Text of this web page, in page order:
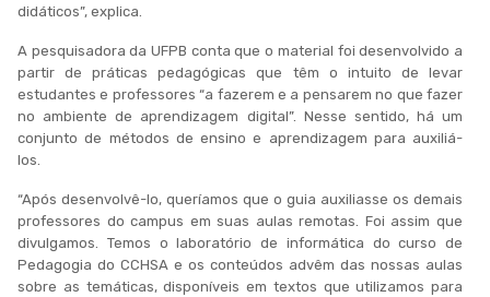
didáticos”, explica.
A pesquisadora da UFPB conta que o material foi desenvolvido a
partir de práticas pedagógicas que têm o intuito de levar
estudantes e professores “a fazerem e a pensarem no que fazer
no ambiente de aprendizagem digital”. Nesse sentido, há um
conjunto de métodos de ensino e aprendizagem para auxiliá-
los.
“Após desenvolvê-lo, queríamos que o guia auxiliasse os demais
professores do campus em suas aulas remotas. Foi assim que
divulgamos. Temos o laboratório de informática do curso de
Pedagogia do CCHSA e os conteúdos advêm das nossas aulas
sobre as temáticas, disponíveis em textos que utilizamos para